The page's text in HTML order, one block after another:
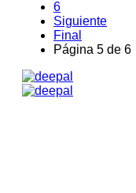
6
Siguiente
Final
Página 5 de 6